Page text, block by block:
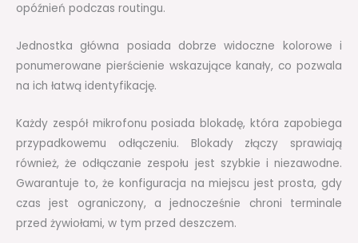
opóźnień podczas routingu.
Jednostka główna posiada dobrze widoczne kolorowe i
ponumerowane pierścienie wskazujące kanały, co pozwala
na ich łatwą identyfikację.
Każdy zespół mikrofonu posiada blokadę, która zapobiega
przypadkowemu odłączeniu. Blokady złączy sprawiają
również, że odłączanie zespołu jest szybkie i niezawodne.
Gwarantuje to, że konfiguracja na miejscu jest prosta, gdy
czas jest ograniczony, a jednocześnie chroni terminale
przed żywiołami, w tym przed deszczem.